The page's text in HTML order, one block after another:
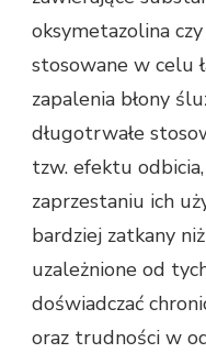
oksymetazolina
stosowane w celu
zapalenia błony
długotrwałe
tzw. efektu odbicia,
zaprzestaniu ich
bardziej zatkany
uzależnione od
doświadczać
oraz trudności w